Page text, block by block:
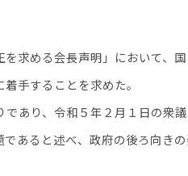
求める会長声明」において、
手することを求めた。
あり、令和５年２月１日の衆
あると述べ、政府の後ろ向き